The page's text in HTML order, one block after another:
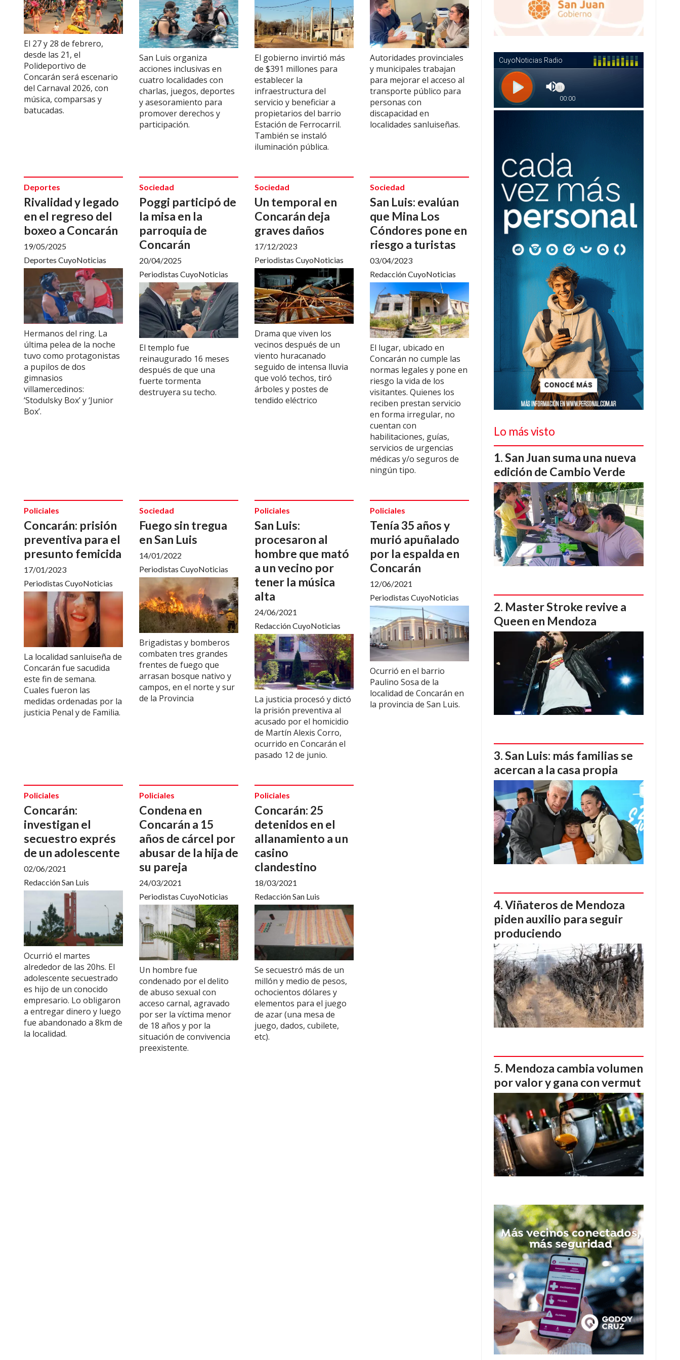
El 27 y 28 de febrero,
desde las 21, el
Polideportivo de
Concarán será escenario
del Carnaval 2026, con
música, comparsas y
batucadas.
San Luis organiza
acciones inclusivas en
cuatro localidades con
charlas, juegos, deportes
y asesoramiento para
promover derechos y
participación.
El gobierno invirtió más
de $391 millones para
establecer la
infraestructura del
servicio y beneficiar a
propietarios del barrio
Estación de Ferrocarril.
También se instaló
iluminación pública.
Autoridades provinciales
y municipales trabajan
para mejorar el acceso al
transporte público para
personas con
discapacidad en
localidades sanluiseñas.
Rivalidad y legado
en el regreso del
boxeo a Concarán
Deportes CuyoNoticias
Deportes
19/05/2025
Hermanos del ring. La
última pelea de la noche
tuvo como protagonistas
a pupilos de dos
gimnasios
villamercedinos:
‘Stodulsky Box’ y ‘Junior
Box’.
Poggi participó de
la misa en la
parroquia de
Concarán
Periodistas CuyoNoticias
Sociedad
20/04/2025
El templo fue
reinaugurado 16 meses
después de que una
fuerte tormenta
destruyera su techo.
Un temporal en
Concarán deja
graves daños
Periodistas CuyoNoticias
Sociedad
17/12/2023
Drama que viven los
vecinos después de un
viento huracanado
seguido de intensa lluvia
que voló techos, tiró
árboles y postes de
tendido eléctrico
San Luis: evalúan
que Mina Los
Cóndores pone en
riesgo a turistas
Redacción CuyoNoticias
Sociedad
03/04/2023
El lugar, ubicado en
Concarán no cumple las
normas legales y pone en
riesgo la vida de los
visitantes. Quienes los
reciben prestan servicio
en forma irregular, no
cuentan con
habilitaciones, guías,
servicios de urgencias
médicas y/o seguros de
ningún tipo.
Concarán: prisión
preventiva para el
presunto femicida
Periodistas CuyoNoticias
Policiales
17/01/2023
La localidad sanluiseña de
Concarán fue sacudida
este fin de semana.
Cuales fueron las
medidas ordenadas por la
justicia Penal y de Familia.
Fuego sin tregua
en San Luis
Periodistas CuyoNoticias
Sociedad
14/01/2022
Brigadistas y bomberos
combaten tres grandes
frentes de fuego que
arrasan bosque nativo y
campos, en el norte y sur
de la Provincia
San Luis:
procesaron al
hombre que mató
a un vecino por
tener la música
alta
Redacción CuyoNoticias
Policiales
24/06/2021
La justicia procesó y dictó
la prisión preventiva al
acusado por el homicidio
de Martín Alexis Corro,
ocurrido en Concarán el
pasado 12 de junio.
Tenía 35 años y
murió apuñalado
por la espalda en
Concarán
Periodistas CuyoNoticias
Policiales
12/06/2021
Ocurrió en el barrio
Paulino Sosa de la
localidad de Concarán en
la provincia de San Luis.
Concarán:
investigan el
secuestro exprés
de un adolescente
Redacción San Luis
Policiales
02/06/2021
Ocurrió el martes
alrededor de las 20hs. El
adolescente secuestrado
es hijo de un conocido
empresario. Lo obligaron
a entregar dinero y luego
fue abandonado a 8km de
la localidad.
Condena en
Concarán a 15
años de cárcel por
abusar de la hija de
su pareja
Periodistas CuyoNoticias
Policiales
24/03/2021
Un hombre fue
condenado por el delito
de abuso sexual con
acceso carnal, agravado
por ser la víctima menor
de 18 años y por la
situación de convivencia
preexistente.
Concarán: 25
detenidos en el
allanamiento a un
casino
clandestino
Redacción San Luis
Policiales
18/03/2021
Se secuestró más de un
millón y medio de pesos,
ochocientos dólares y
elementos para el juego
de azar (una mesa de
juego, dados, cubilete,
etc).
Lo más visto
San Juan suma una nueva
edición de Cambio Verde
Master Stroke revive a
Queen en Mendoza
San Luis: más familias se
acercan a la casa propia
Viñateros de Mendoza
piden auxilio para seguir
produciendo
Mendoza cambia volumen
por valor y gana con vermut